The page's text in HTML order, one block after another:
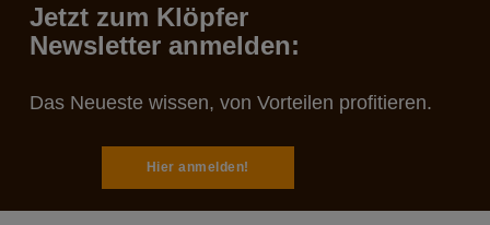
Jetzt zum Klöpfer
Newsletter anmelden:
Das Neueste wissen, von Vorteilen profitieren.
Hier anmelden!